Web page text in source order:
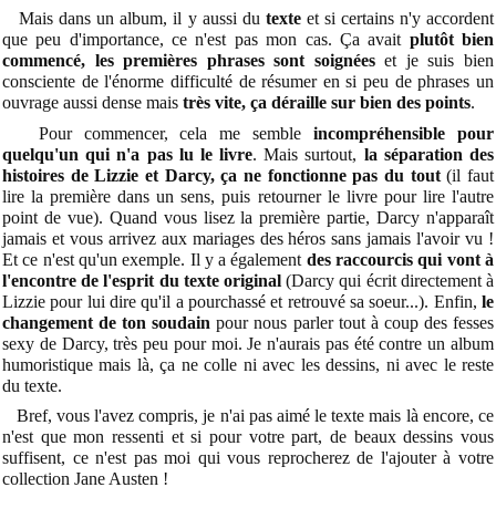
Mais dans un album, il y aussi du texteet si certains n'y accordent
que peu d'importance, ce n'est pas mon cas. Ça avait plutôt bien
commencé, les premières phrases sont soignéeset je suis bien
consciente de l'énorme difficulté de résumer en si peu de phrases un
ouvrage aussi dense mais très vite, ça déraille sur bien des points.
Pour commencer, cela me sembleincompréhensible pour
quelqu'un qui n'a pas lu le livre. Mais surtout, la séparation des
histoires de Lizzie et Darcy, ça ne fonctionne pas du tout(il faut
lire la première dans un sens, puis retourner le livre pour lire l'autre
point de vue). Quand vous lisez la première partie, Darcy n'apparaît
jamais et vous arrivez aux mariages des héros sans jamais l'avoir vu !
Et ce n'est qu'un exemple. Il y a également des raccourcis qui vont à
l'encontre de l'esprit du texte original (Darcy qui écrit directement à
Lizzie pour lui dire qu'il a pourchassé et retrouvé sa soeur...). Enfin, le
changement de ton soudain pour nous parler tout à coup des fesses
sexy de Darcy, très peu pour moi. Je n'aurais pas été contre un album
humoristique mais là, ça ne colle ni avec les dessins, ni avec le reste
du texte.
Bref, vous l'avez compris, je n'ai pas aimé le texte mais là encore, ce
n'est que mon ressenti et si pour votre part, de beaux dessins vous
suffisent, ce n'est pas moi qui vous reprocherez de l'ajouter à votre
collection Jane Austen !